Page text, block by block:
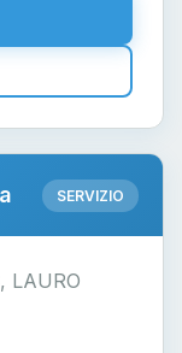
SERVIZIO
LAURO